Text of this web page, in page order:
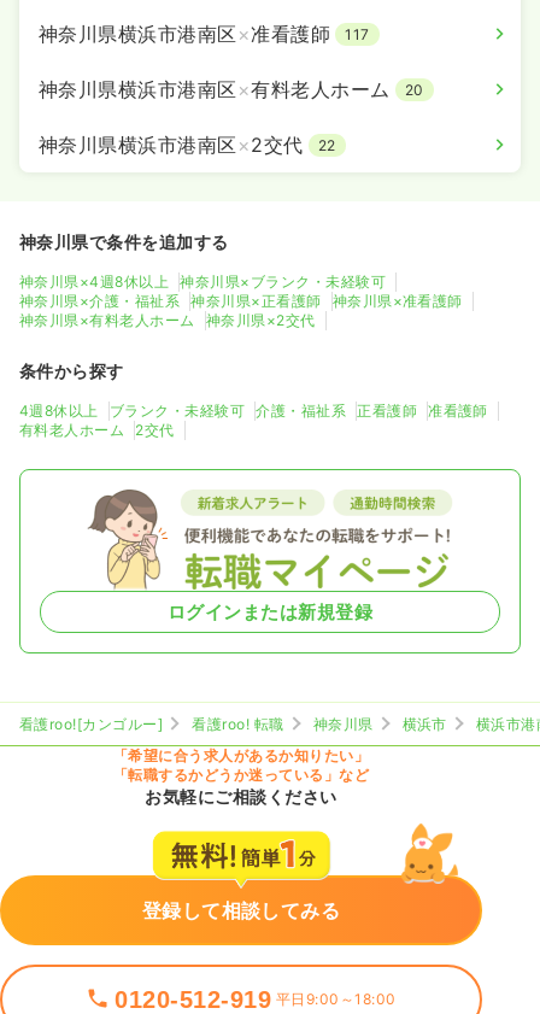
神奈川県横浜市港南区 ×准看護師 117
神奈川県横浜市港南区 ×有料老人ホーム 20
神奈川県横浜市港南区 ×2交代 22
神奈川県で条件を追加する
神奈川県×4週8休以上
神奈川県×ブランク・未経験可
神奈川県×介護・福祉系
神奈川県×正看護師
神奈川県×准看護師
神奈川県×有料老人ホーム
神奈川県×2交代
条件から探す
4週8休以上 ブランク・未経験可 介護・福祉系 正看護師
准看護師
有料老人ホーム
2交代
ログインまたは新規登録
看護roo![カンゴルー] 看護roo! 転職 神奈川県 横浜市
横浜市港
「希望に合う求人があるか知りたい」
「転職するかどうか迷っている」など
お気軽にご相談ください
登録して相談してみる
0120-512-919 平日9:00～18:00